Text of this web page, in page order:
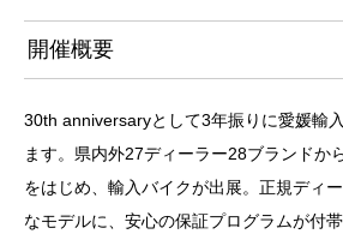
開催概要
30th anniversaryとして3年振りに愛媛輸
ます。県内外27ディーラー28ブランドか
をはじめ、輸入バイクが出展。正規ディ
なモデルに、安心の保証プログラムが付